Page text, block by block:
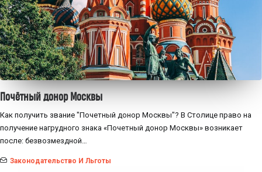
Почётный донор Москвы
Как получить звание "Почетный донор Москвы"? В Столице право на
получение нагрудного знака «Почетный донор Москвы» возникает
после: безвозмездной…
Законодательство И Льготы